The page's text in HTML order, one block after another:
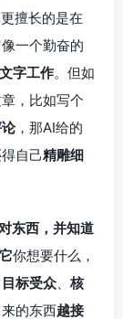
擅长的是在
一个勤奋的
字工作。但如
，比如写个
，那AI给的
自己精雕细
东西，并知道
你想要什么，
目标受众
核
的东西越接